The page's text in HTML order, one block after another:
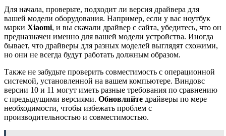
Для начала, проверьте, подходит ли версия драйвера для
вашей модели оборудования. Например, если у вас ноутбук
марки Xiaomi, и вы скачали драйвер с сайта, убедитесь, что он
предназначен именно для вашей модели устройства. Иногда
бывает, что драйверы для разных моделей выглядят схожими,
но они не всегда будут работать должным образом.
Также не забудьте проверить совместимость с операционной
системой, установленной на вашем компьютере. Виндовс
версии 10 и 11 могут иметь разные требования по сравнению
с предыдущими версиями. Обновляйте драйверы по мере
необходимости, чтобы избежать проблем с
производительностью и совместимостью.